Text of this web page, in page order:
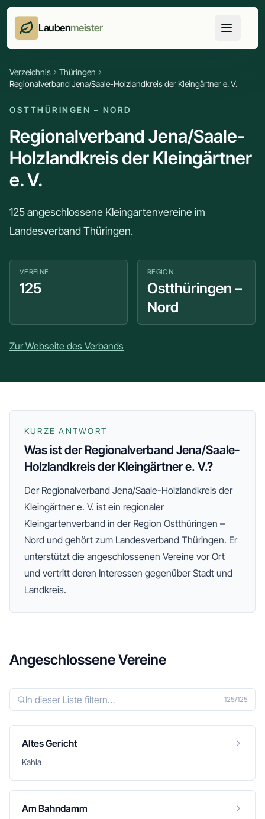
Laubenmeister
Verzeichnis
Thüringen
Regionalverband Jena/Saale-Holzlandkreis der Kleingärtner e. V.
OSTTHÜRINGEN – NORD
Regionalverband Jena/Saale-
Holzlandkreis der Kleingärtner
e. V.
125 angeschlossene Kleingartenvereine im
Landesverband Thüringen.
VEREINE
125
REGION
Ostthüringen –
Nord
Zur Webseite des Verbands
KURZE ANTWORT
Was ist der Regionalverband Jena/Saale-
Holzlandkreis der Kleingärtner e. V.?
Der Regionalverband Jena/Saale-Holzlandkreis der
Kleingärtner e. V. ist ein regionaler
Kleingartenverband in der Region Ostthüringen –
Nord und gehört zum Landesverband Thüringen. Er
unterstützt die angeschlossenen Vereine vor Ort
und vertritt deren Interessen gegenüber Stadt und
Landkreis.
Angeschlossene Vereine
125/125
Altes Gericht
Kahla
Am Bahndamm